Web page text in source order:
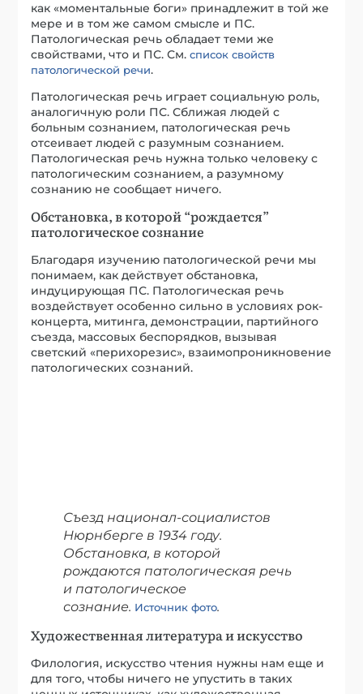
Обстановка, в которой “рождается”
патологическое сознание
Благодаря изучению патологической речи мы
понимаем, как действует обстановка,
индуцирующая ПС. Патологическая речь
воздействует особенно сильно в условиях рок-
концерта, митинга, демонстрации, партийного
съезда, массовых беспорядков, вызывая
светский «перихорезис», взаимопроникновение
патологических сознаний.
Съезд национал-социалистов
Обстановка, в которой
рождаются патологическая речь
и патологическое
сознание.Источник фото.
Художественная литература и искусство
Филология, искусство чтения нужны нам еще и
классики: Ф. Рабле, Сервантеса, Диккенса, – или
всем известные произведения Дж. Оруэлла, Е.
Замятина, О. Хаксли и А. Кёстлера, но и более
тонкие примеры, отраженные в новых жанрах
литературы: романе, лирике.
А. С. Пушкин намеренно исследует ПС в
«Маленьких трагедиях». Политическую сторону
ПС Пушкин проницательно проанализировал в
«Борисе Годунове».